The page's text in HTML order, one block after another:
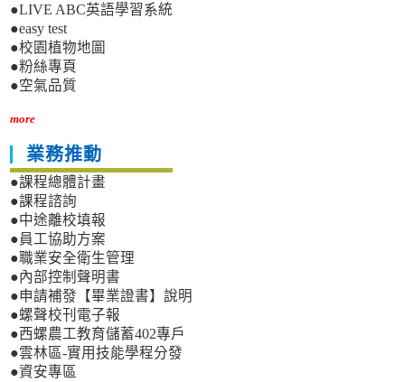
●LIVE ABC英語學習系統
●easy test
●校園植物地圖
●粉絲專頁
●空氣品質
more
業務推動
●課程總體計畫
●課程諮詢
●中途離校填報
●員工協助方案
●職業安全衛生管理
●內部控制聲明書
●申請補發【畢業證書】說明
●螺聲校刊電子報
●西螺農工教育儲蓄402專戶
●雲林區-實用技能學程分發
●資安專區